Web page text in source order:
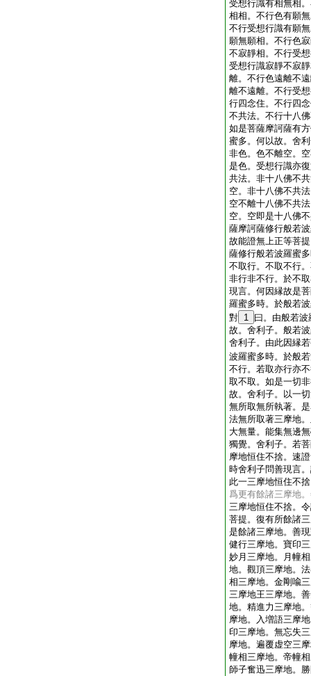
受想行識有相無相
相相。不行色有願
不行受想行識有願
願無願相。不行色
不寂靜相。不行受
受想行識寂靜不寂
離。不行色遠離不
離不遠離。不行受
行四念住。不行四
不共法。不行十八
如是菩薩摩訶薩有
蜜多。何以故。舍
非色。色不離空。
是色。受想行識亦
共法。非十八佛不
空。非十八佛不共
空不離十八佛不共
空。空即是十八佛
薩摩訶薩修行般若
故能證無上正等菩
薩修行般若波羅蜜
不取行。不取不行
非行非不行。於不
現言。何因縁故是
羅蜜多時。於般若
對 1 曰。由般若
故。舍利子。般若
舍利子。由此因縁
波羅蜜多時。於般
不行。若取亦行亦
取不取。如是一切
故。舍利子。以一
無所取無所執著。
法無所取著三摩地
大無量。能集無邊
獨覺。舍利子。若
摩地恒住不捨。速
時舍利子問善現言
此一三摩地恒住不
爲更有餘諸三摩地
三摩地恒住不捨。
菩提。復有所餘諸
是餘諸三摩地。善
健行三摩地。寶印
妙月三摩地。月幢
地。觀頂三摩地。
相三摩地。金剛喩
三摩地王三摩地。
地。精進力三摩地
摩地。入増語三摩
印三摩地。無忘失
摩地。遍覆虚空三
幢相三摩地。帝幢
師子奮迅三摩地。